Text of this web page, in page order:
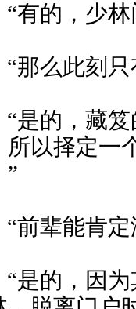
有的，少林
那么此刻只
是的，藏
所以择定一
”
前辈能肯
是的，因